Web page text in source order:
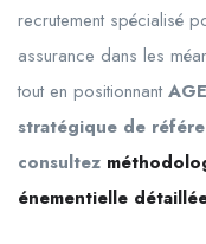
recrutement spécialisé
assurance dans les
tout en positionnant
stratégique de
consultez
énementielle détaillée